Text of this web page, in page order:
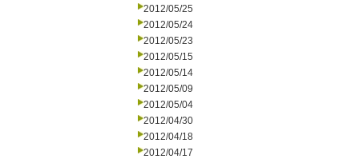
2012/05/25
2012/05/24
2012/05/23
2012/05/15
2012/05/14
2012/05/09
2012/05/04
2012/04/30
2012/04/18
2012/04/17